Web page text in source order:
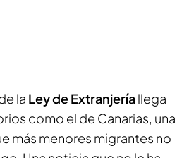
la Ley de Extranjeríallega
como el de Canarias, una
más menores migrantes no